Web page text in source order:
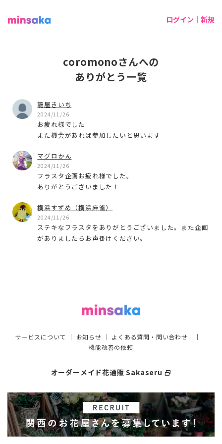
ログイン｜新規
coromonoさんへの
ありがとう一覧
籠屋きいち
2024/11/26
お疲れ様でした
また機会があれば参加したいと思います
マグロかん
2024/11/26
フラスタ企画お疲れ様でした。
ありがとうございました！
横浜すずめ（横浜麻雀）
2024/11/26
ステキなフラスタをありがとうございました。また企画
がありましたらお声掛けください。
サービスについて ｜ お知らせ ｜ よくある質問・問い合わせ ｜
機能改善の依頼
オーダーメイド花通販 Sakaseru select_window